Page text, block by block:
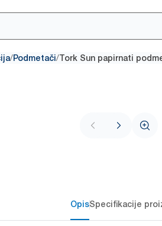
/Podmetači/Tork Sun papirnati
OpisSpecifikacije